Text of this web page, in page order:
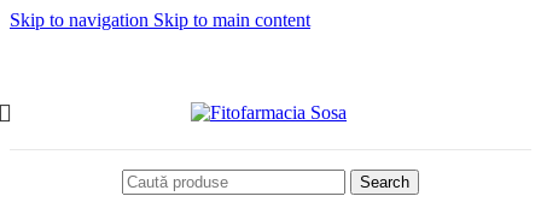
Skip to navigation Skip to main content
Search